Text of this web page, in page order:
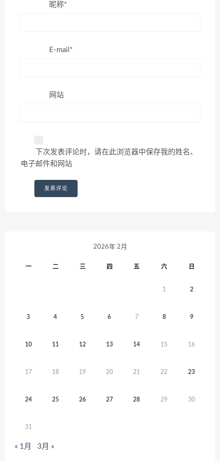
昵称*
E-mail*
网站
下次发表评论时，请在此浏览器中保存我的姓名、
电子邮件和网站
2026年 2月
一 二 三 四 五 六 日
1 2
3 4 5 6 7 8 9
10 11 12 13 14 15 16
17 18 19 20 21 22 23
24 25 26 27 28 29 30
31
« 1月 3月 »